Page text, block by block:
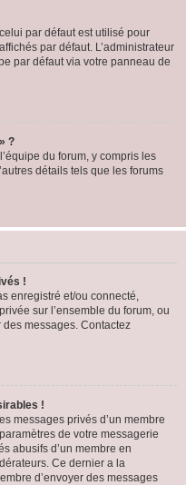
par défaut est utilisé pour
par défaut. L’administrateur
par défaut via votre panneau de
?
du forum, y compris les
détails tels que les forums
!
enregistré et/ou connecté,
sur l’ensemble du forum, ou
des messages. Contactez
!
messages privés d’un membre
de votre messagerie
abusifs d’un membre en
Ce dernier a la
d’envoyer des messages